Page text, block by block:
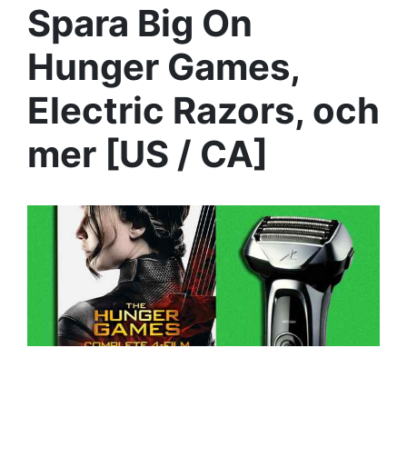
Spara Big On
Hunger Games,
Electric Razors, och
mer [US / CA]